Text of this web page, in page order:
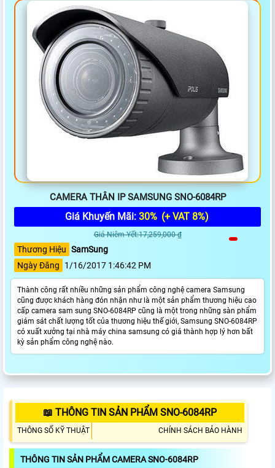
CAMERA THÂN IP SAMSUNG SNO-6084RP
Giá Khuyến Mãi: 30% (+ VAT 8%)
Giá Niêm Yết:17,259,000 ₫
Thương Hiệu SamSung
Ngày Đăng
1/16/2017 1:46:42 PM
Thành công rất nhiều những sản phẩm công nghệ camera Samsung
cũng được khách hàng đón nhận như là một sản phẩm thương hiệu cao
cấp camera sam sung SNO-6084RP cũng là một trong những sàn phẩm
giám sát chất lượng tốt của thương hiệu thế giới, Samsung SNO-6084RP
có xuất xưởng tại nhà máy china samsung có giá thành hợp lý hơn bất
kỳ sản phẩm công nghệ nào.
📖 THÔNG TIN SẢN PHẨM SNO-6084RP
THÔNG SỐ KỸ THUẬT CHÍNH SÁCH BẢO HÀNH
THÔNG TIN SẢN PHẨM CAMERA SNO-6084RP